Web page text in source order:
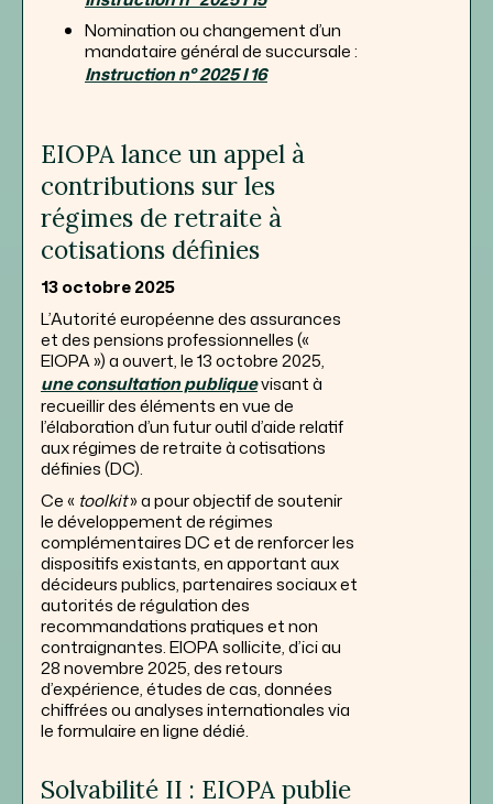
Nomination ou changement d’un
mandataire général de succursale :
Instruction n° 2025 I 16
EIOPA lance un appel à
contributions sur les
régimes de retraite à
cotisations définies
13 octobre 2025
L’Autorité européenne des assurances
et des pensions professionnelles («
EIOPA ») a ouvert, le 13 octobre 2025,
une consultation publiquevisant à
recueillir des éléments en vue de
l’élaboration d’un futur outil d’aide relatif
aux régimes de retraite à cotisations
définies (DC).
Ce « toolkit» a pour objectif de soutenir
le développement de régimes
complémentaires DC et de renforcer les
dispositifs existants, en apportant aux
décideurs publics, partenaires sociaux et
autorités de régulation des
recommandations pratiques et non
contraignantes. EIOPA sollicite, d’ici au
28 novembre 2025, des retours
d’expérience, études de cas, données
chiffrées ou analyses internationales via
le formulaire en ligne dédié.
Solvabilité II : EIOPA publie